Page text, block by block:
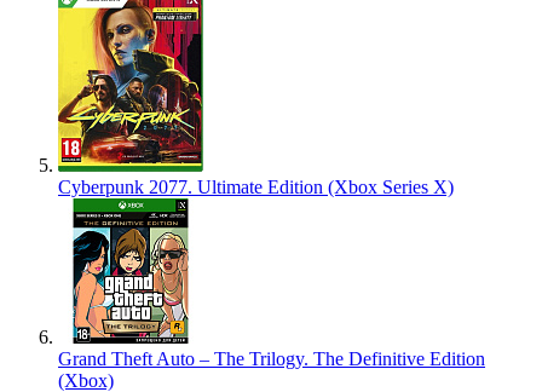
Cyberpunk 2077. Ultimate Edition (Xbox Series X)
Grand Theft Auto – The Trilogy. The Definitive Edition
(Xbox)